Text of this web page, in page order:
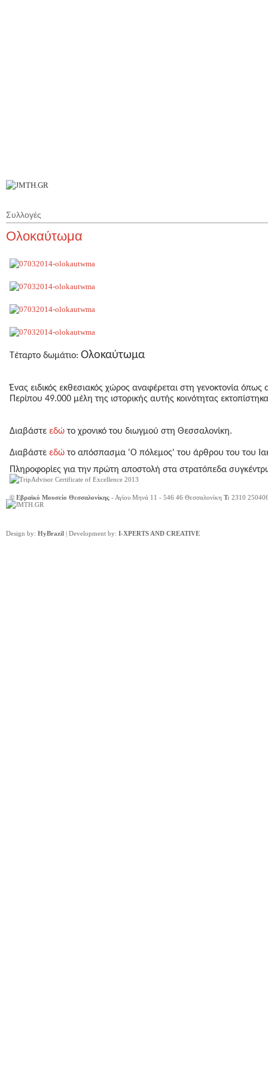
Συλλογές
Ολοκαύτωμα
Τέταρτο δωμάτιο: Ολοκαύτωμα
Ένας ειδικός εκθεσιακός χώρος αναφέρεται στη γενοκτονία
Περίπου 49.000 μέλη της ιστορικής αυτής κοινότητας
Διαβάστε εδώτο χρονικό του διωγμού στη Θεσσαλονίκη.
Διαβάστε εδώτο απόσπασμα 'Ο πόλεμος' του άρθρου του του
Πληροφορίες για την πρώτη αποστολή στα στρατόπεδα
© Εβραϊκό Μουσείο Θεσσαλονίκης - Αγίου Μηνά 11 - 546 46 Θεσσαλονίκη Τ: 2310
Design by: HyBrazil | Development by: I-XPERTS AND CREATIVE